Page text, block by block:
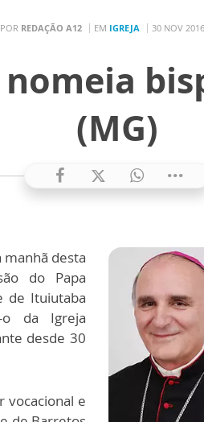
POR REDAÇÃO A12 EM IGREJA 30 NOV
nomeia
(MG)
desta
do Papa
de Ituiutaba
o da Igreja
desde 30
vocacional e